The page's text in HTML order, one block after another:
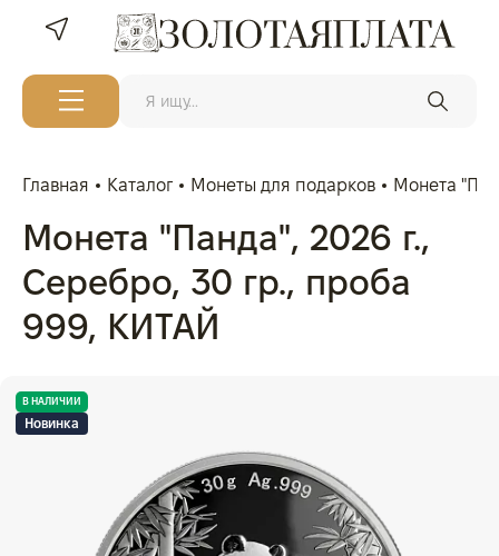
Главная Каталог Монеты для подарков Монета
Монета "Панда", 2026 г.,
Серебро, 30 гр., проба
999, КИТАЙ
В НАЛИЧИИ
Новинка